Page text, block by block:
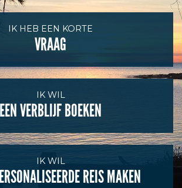
IK HEB EEN KORTE
VRAAG
IK WIL
EEN VERBLIJF BOEKEN
IK WIL
REIS MAKEN